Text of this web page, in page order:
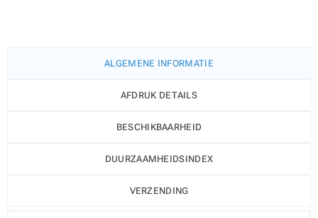
ALGEMENE INFORMATIE
AFDRUK DETAILS
BESCHIKBAARHEID
DUURZAAMHEIDSINDEX
VERZENDING